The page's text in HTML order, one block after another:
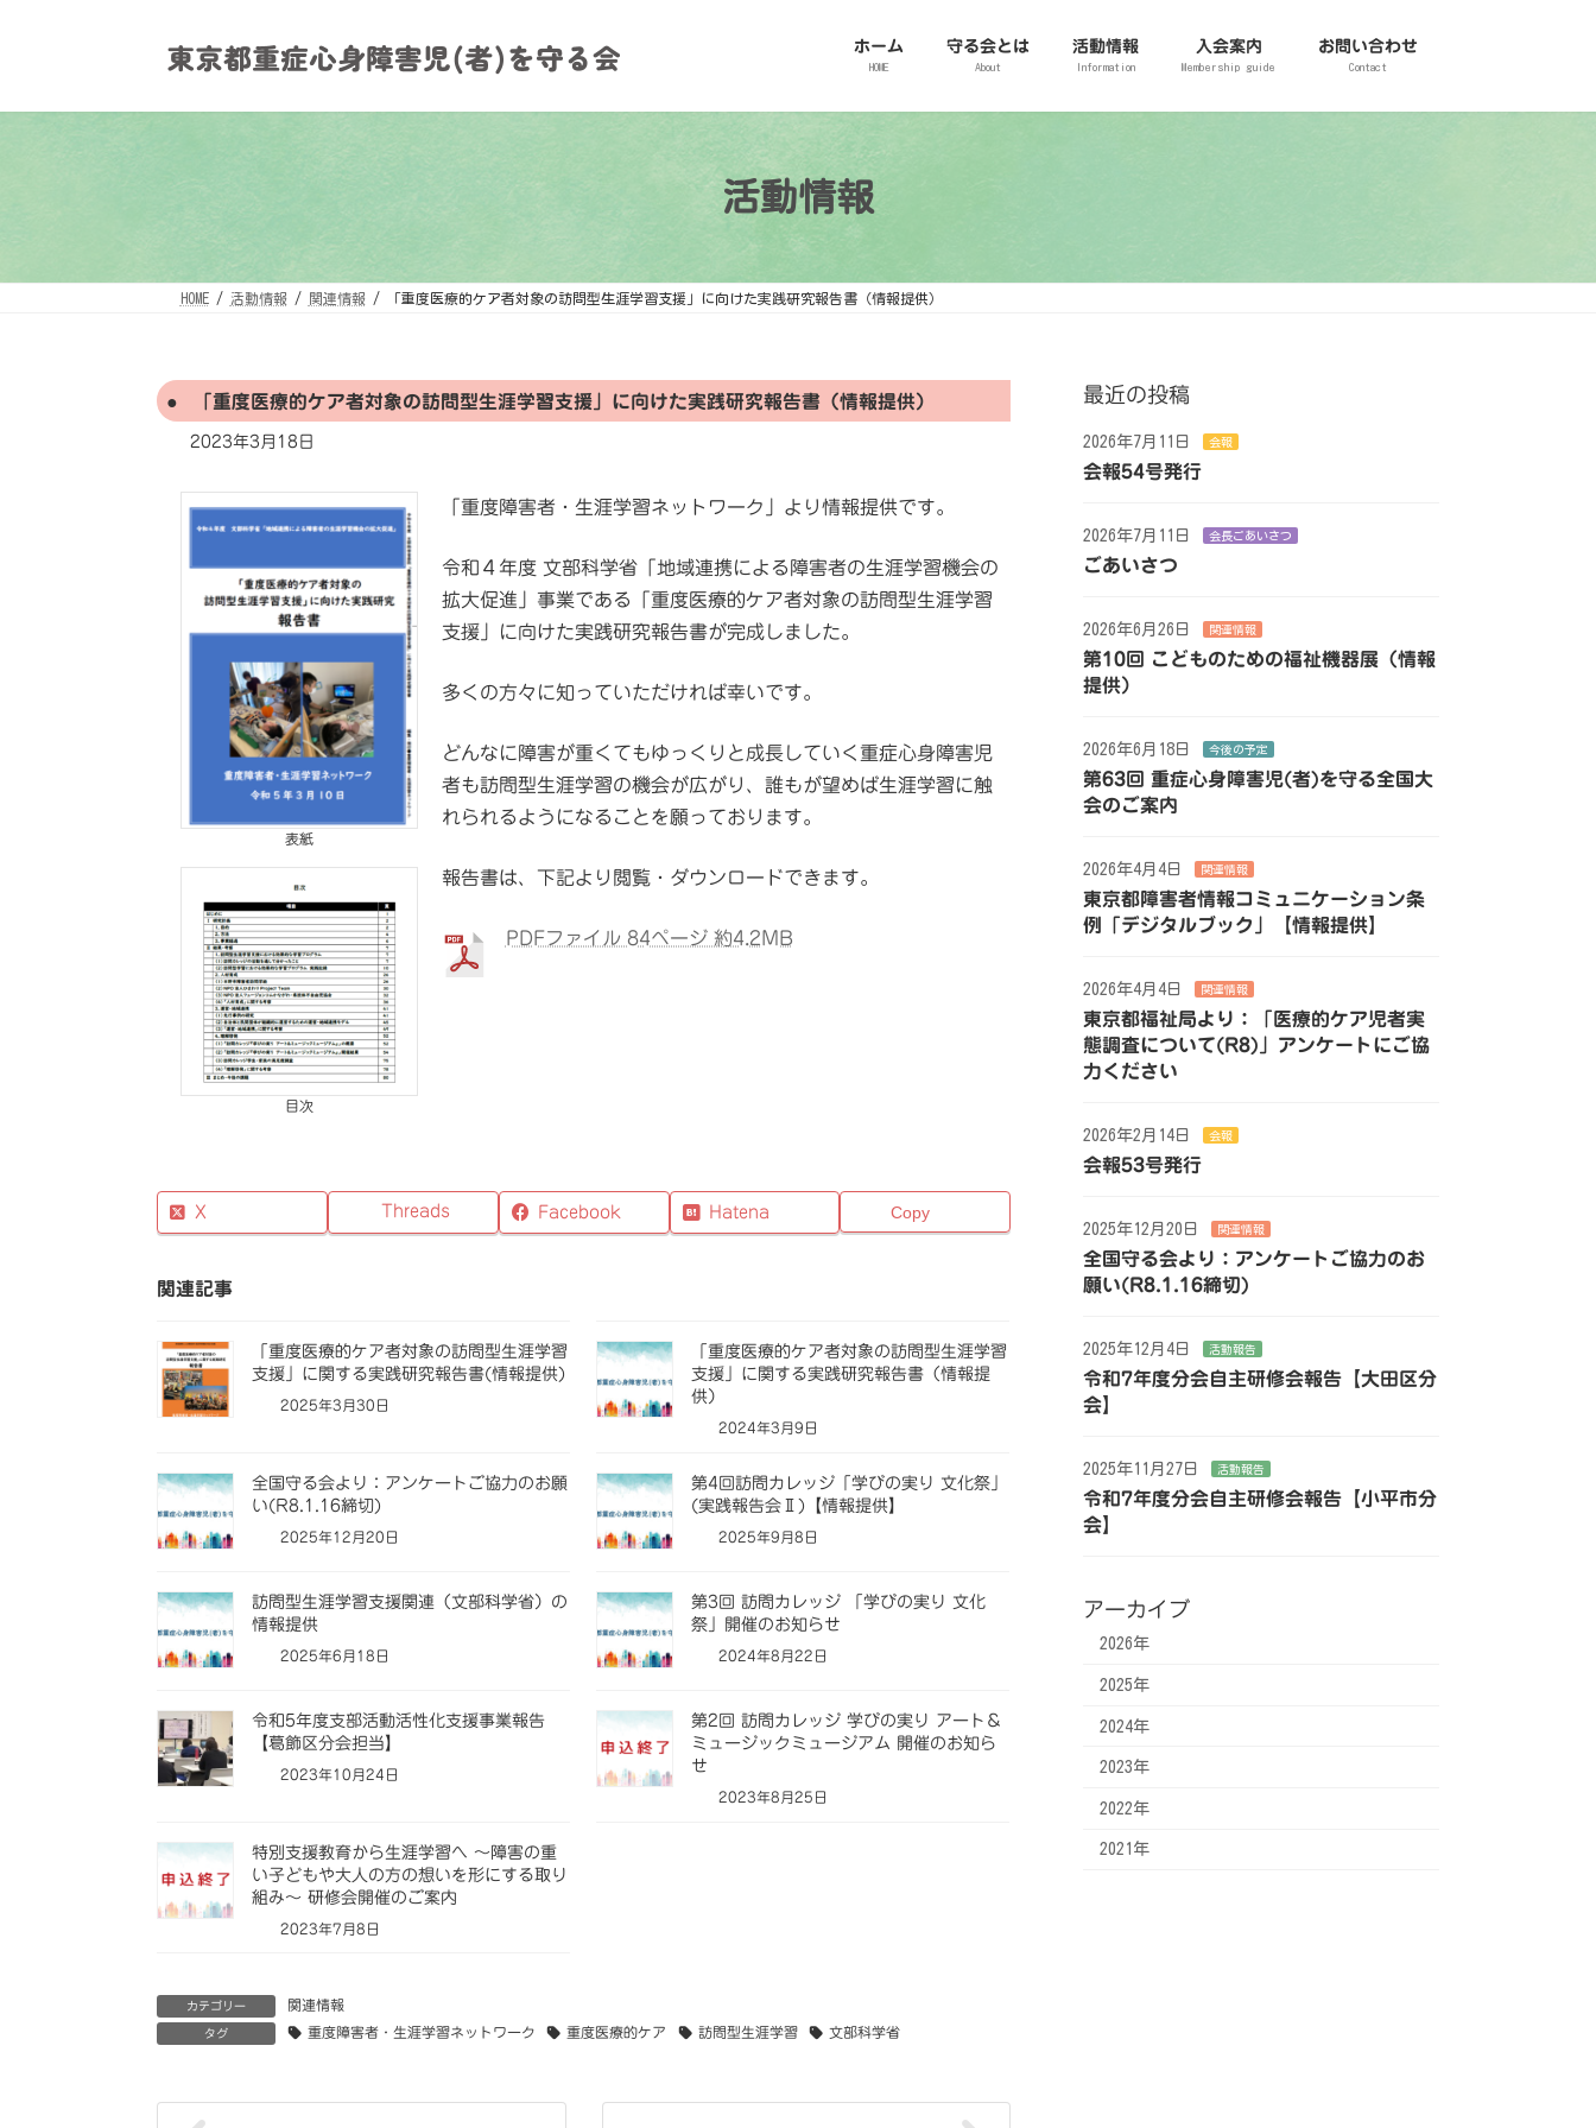
ホーム
HOME
守る会とは
About
活動情報
Information
入会案内
Membership guide
お問い合わせ
Contact
活動情報
HOME 活動情報 関連情報 「重度医療的ケア者対象の訪問型生涯学習支援」に向けた実践研究報告書（情報提供）
「重度医療的ケア者対象の訪問型生涯学習支援」に向けた実践研究報告書（情報提供）
2023年3月18日
表紙
目次
「重度障害者・生涯学習ネットワーク」より情報提供です。
令和４年度 文部科学省「地域連携による障害者の生涯学習機会の
拡大促進」事業である「重度医療的ケア者対象の訪問型生涯学習
支援」に向けた実践研究報告書が完成しました。
多くの方々に知っていただければ幸いです。
どんなに障害が重くてもゆっくりと成長していく重症心身障害児
者も訪問型生涯学習の機会が広がり、誰もが望めば生涯学習に触
れられるようになることを願っております。
報告書は、下記より閲覧・ダウンロードできます。
PDFファイル 84ページ 約4.2MB
Facebook
X Threads Hatena Copy
関連記事
「重度医療的ケア者対象の訪問型生涯学習
支援」に関する実践研究報告書(情報提供)
2025年3月30日
「重度医療的ケア者対象の訪問型生涯学習
支援」に関する実践研究報告書（情報提
供）
2024年3月9日
全国守る会より：アンケートご協力のお願
い(R8.1.16締切)
2025年12月20日
第4回訪問カレッジ「学びの実り 文化祭」
(実践報告会Ⅱ)【情報提供】
2025年9月8日
訪問型生涯学習支援関連（文部科学省）の
情報提供
2025年6月18日
第3回 訪問カレッジ 「学びの実り 文化
祭」開催のお知らせ
2024年8月22日
令和5年度支部活動活性化支援事業報告
【葛飾区分会担当】
2023年10月24日
第2回 訪問カレッジ 学びの実り アート＆
ミュージックミュージアム 開催のお知ら
せ
2023年8月25日
特別支援教育から生涯学習へ ～障害の重
い子どもや大人の方の想いを形にする取り
組み～ 研修会開催のご案内
2023年7月8日
カテゴリー 関連情報
タグ 重度障害者・生涯学習ネットワーク 重度医療的ケア 訪問型生涯学習 文部科学省
最近の投稿
2026年7月11日 会報
会報54号発行
2026年7月11日 会長ごあいさつ
ごあいさつ
2026年6月26日 関連情報
第10回 こどものための福祉機器展（情報
提供）
2026年6月18日 今後の予定
第63回 重症心身障害児(者)を守る全国大
会のご案内
2026年4月4日 関連情報
東京都障害者情報コミュニケーション条
例「デジタルブック」【情報提供】
2026年4月4日 関連情報
東京都福祉局より：「医療的ケア児者実
態調査について(R8)」アンケートにご協
力ください
2026年2月14日 会報
会報53号発行
2025年12月20日 関連情報
全国守る会より：アンケートご協力のお
願い(R8.1.16締切)
2025年12月4日 活動報告
令和7年度分会自主研修会報告【大田区分
会】
2025年11月27日 活動報告
令和7年度分会自主研修会報告【小平市分
会】
アーカイブ
2026年
2025年
2024年
2023年
2022年
2021年